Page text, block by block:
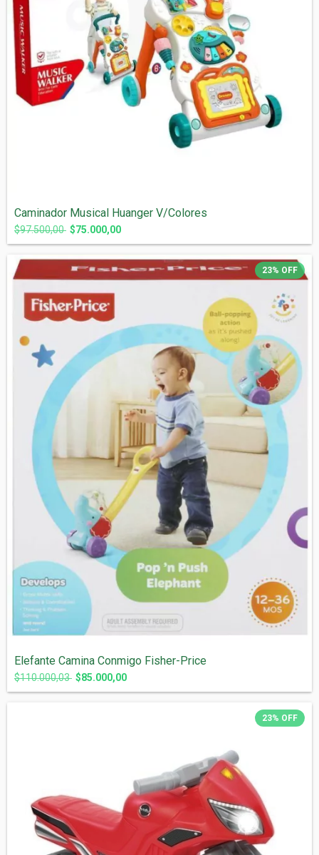
Caminador Musical Huanger V/Colores
$97.500,00 $75.000,00
23% OFF
Elefante Camina Conmigo Fisher-Price
$110.000,03 $85.000,00
23% OFF